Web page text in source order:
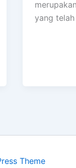
yang
Theme